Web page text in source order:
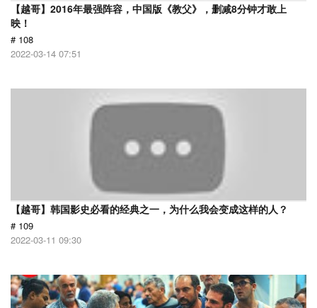
【越哥】2016年最强阵容，中国版《教父》，删减8分钟才敢上
映！
# 108
2022-03-14 07:51
【越哥】韩国影史必看的经典之一，为什么我会变成这样的人？
# 109
2022-03-11 09:30